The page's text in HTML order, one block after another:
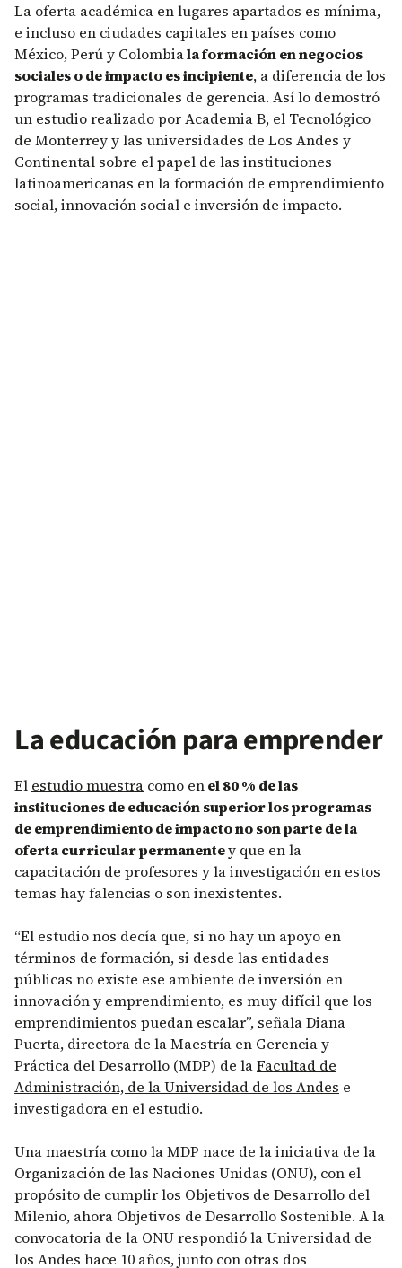
La oferta académica en lugares apartados es mínima,
e incluso en ciudades capitales en países como
México, Perú y Colombiala formación en negocios
sociales o de impacto es incipiente, a diferencia de los
programas tradicionales de gerencia. Así lo demostró
un estudio realizado por Academia B, el Tecnológico
de Monterrey y las universidades de Los Andes y
Continental sobre el papel de las instituciones
latinoamericanas en la formación de emprendimiento
social, innovación social e inversión de impacto.
La educación para emprender
El estudio muestra como enel 80 % de las
instituciones de educación superior los programas
de emprendimiento de impacto no son parte de la
oferta curricular permanentey que en la
capacitación de profesores y la investigación en estos
temas hay falencias o son inexistentes.
“El estudio nos decía que, si no hay un apoyo en
términos de formación, si desde las entidades
públicas no existe ese ambiente de inversión en
innovación y emprendimiento, es muy difícil que los
emprendimientos puedan escalar”, señala Diana
Puerta, directora de la Maestría en Gerencia y
Práctica del Desarrollo (MDP) de laFacultad de
Administración, de la Universidad de los Andes e
investigadora en el estudio.
Una maestría como la MDP nace de la iniciativa de la
Organización de las Naciones Unidas (ONU), con el
propósito de cumplir los Objetivos de Desarrollo del
Milenio, ahora Objetivos de Desarrollo Sostenible. A la
convocatoria de la ONU respondió la Universidad de
los Andes hace 10 años, junto con otras dos